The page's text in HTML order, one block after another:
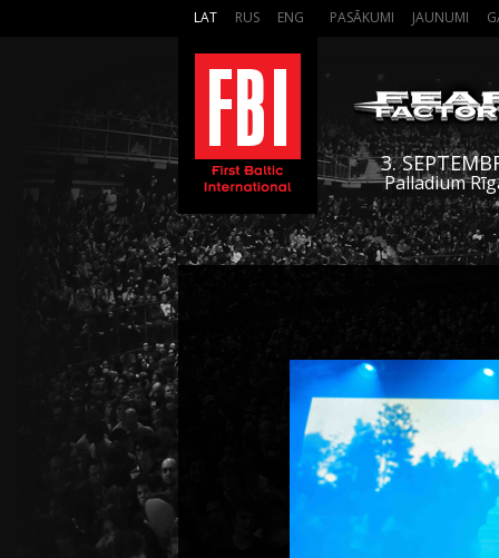
LAT RUS ENG PASĀKUMI JAUNUMI
3.
Palladium